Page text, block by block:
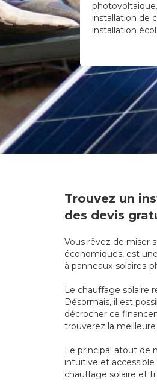
installation de
installation
Trouvez un
des devis
Vous rêvez de miser
économiques, est
à panneaux-solaires-
Le chauffage solaire
Désormais, il est
décrocher ce
trouverez la
Le principal atout de
intuitive et accessible
chauffage solaire et